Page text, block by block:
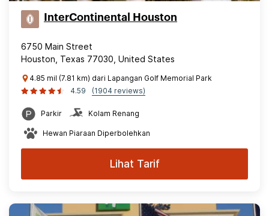
InterContinental Houston
6750 Main Street
Houston, Texas 77030, United States
4.85 mil (7.81 km) dari Lapangan Golf Memorial Park
4.59
(1904 reviews)
Parkir Kolam Renang
Hewan Piaraan Diperbolehkan
Lihat Tarif